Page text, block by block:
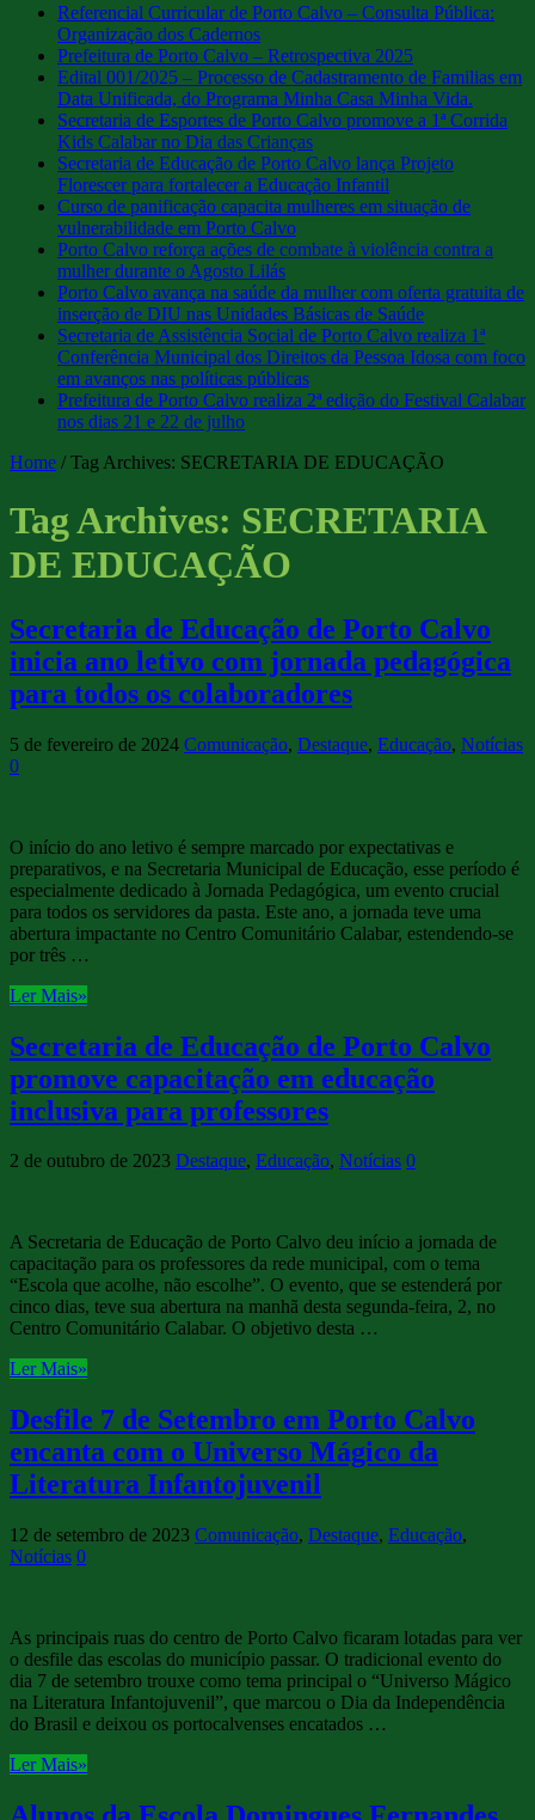
Referencial Curricular de Porto Calvo – Consulta Pública:
Organização dos Cadernos
Prefeitura de Porto Calvo – Retrospectiva 2025
Edital 001/2025 – Processo de Cadastramento de Familias em
Data Unificada, do Programa Minha Casa Minha Vida.
Secretaria de Esportes de Porto Calvo promove a 1ª Corrida
Kids Calabar no Dia das Crianças
Secretaria de Educação de Porto Calvo lança Projeto
Florescer para fortalecer a Educação Infantil
Curso de panificação capacita mulheres em situação de
vulnerabilidade em Porto Calvo
Porto Calvo reforça ações de combate à violência contra a
mulher durante o Agosto Lilás
Porto Calvo avança na saúde da mulher com oferta gratuita de
inserção de DIU nas Unidades Básicas de Saúde
Secretaria de Assistência Social de Porto Calvo realiza 1ª
Conferência Municipal dos Direitos da Pessoa Idosa com foco
em avanços nas políticas públicas
Prefeitura de Porto Calvo realiza 2ª edição do Festival Calabar
nos dias 21 e 22 de julho
Home / Tag Archives: SECRETARIA DE EDUCAÇÃO
Tag Archives: SECRETARIA
DE EDUCAÇÃO
Secretaria de Educação de Porto Calvo
inicia ano letivo com jornada pedagógica
para todos os colaboradores
5 de fevereiro de 2024 Comunicação, Destaque, Educação, Notícias
0
O início do ano letivo é sempre marcado por expectativas e
preparativos, e na Secretaria Municipal de Educação, esse período é
especialmente dedicado à Jornada Pedagógica, um evento crucial
para todos os servidores da pasta. Este ano, a jornada teve uma
abertura impactante no Centro Comunitário Calabar, estendendo-se
por três …
Ler Mais»
Secretaria de Educação de Porto Calvo
promove capacitação em educação
inclusiva para professores
2 de outubro de 2023 Destaque, Educação, Notícias 0
A Secretaria de Educação de Porto Calvo deu início a jornada de
capacitação para os professores da rede municipal, com o tema
“Escola que acolhe, não escolhe”. O evento, que se estenderá por
cinco dias, teve sua abertura na manhã desta segunda-feira, 2, no
Centro Comunitário Calabar. O objetivo desta …
Ler Mais»
Desfile 7 de Setembro em Porto Calvo
encanta com o Universo Mágico da
Literatura Infantojuvenil
12 de setembro de 2023 Comunicação, Destaque, Educação,
Notícias 0
As principais ruas do centro de Porto Calvo ficaram lotadas para ver
o desfile das escolas do município passar. O tradicional evento do
dia 7 de setembro trouxe como tema principal o “Universo Mágico
na Literatura Infantojuvenil”, que marcou o Dia da Independência
do Brasil e deixou os portocalvenses encatados …
Ler Mais»